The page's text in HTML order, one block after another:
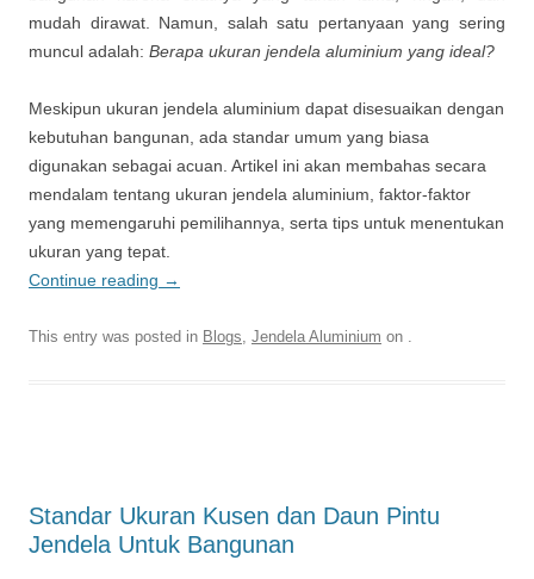
mudah dirawat. Namun, salah satu pertanyaan yang sering
muncul adalah: Berapa ukuran jendela aluminium yang ideal?
Meskipun ukuran jendela aluminium dapat disesuaikan dengan
kebutuhan bangunan, ada standar umum yang biasa
digunakan sebagai acuan. Artikel ini akan membahas secara
mendalam tentang ukuran jendela aluminium, faktor-faktor
yang memengaruhi pemilihannya, serta tips untuk menentukan
ukuran yang tepat.
Continue reading →
This entry was posted in Blogs, Jendela Aluminium on .
Standar Ukuran Kusen dan Daun Pintu
Jendela Untuk Bangunan